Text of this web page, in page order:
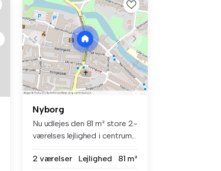
Nyborg
Nu udlejes den 81 m² store 2-
værelses lejlighed i centrum...
2 værelser Lejlighed 81 m²